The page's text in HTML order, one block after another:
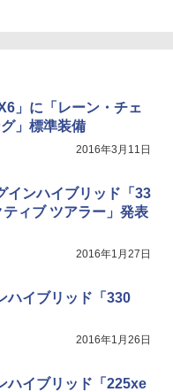
」に「レーン・チェ
」標準装備
2016年3月11日
インハイブリッド「33
ィブ ツアラー」発表
2016年1月27日
ハイブリッド「330
2016年1月26日
ハイブリッド「225xe